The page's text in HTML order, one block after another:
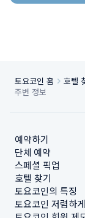
토요코인 홈 호텔
주변 정보
예약하기
단체 예약
스페셜 픽업
호텔 찾기
토요코인의 특징
토요코인 저렴하